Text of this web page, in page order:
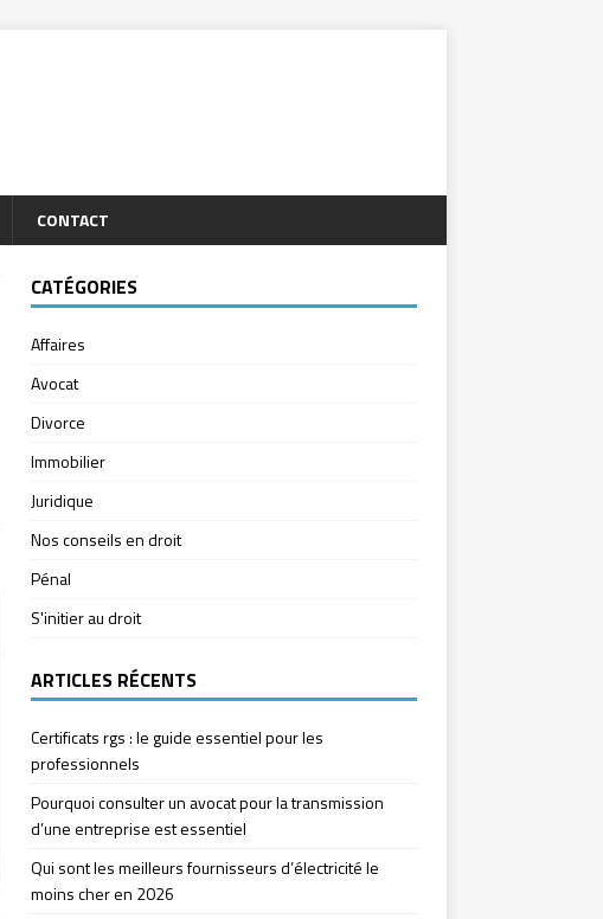
CONTACT
CATÉGORIES
Affaires
Avocat
Divorce
Immobilier
Juridique
Nos conseils en droit
Pénal
S'initier au droit
ARTICLES RÉCENTS
Certificats rgs : le guide essentiel pour les
professionnels
Pourquoi consulter un avocat pour la transmission
d’une entreprise est essentiel
Qui sont les meilleurs fournisseurs d’électricité le
moins cher en 2026